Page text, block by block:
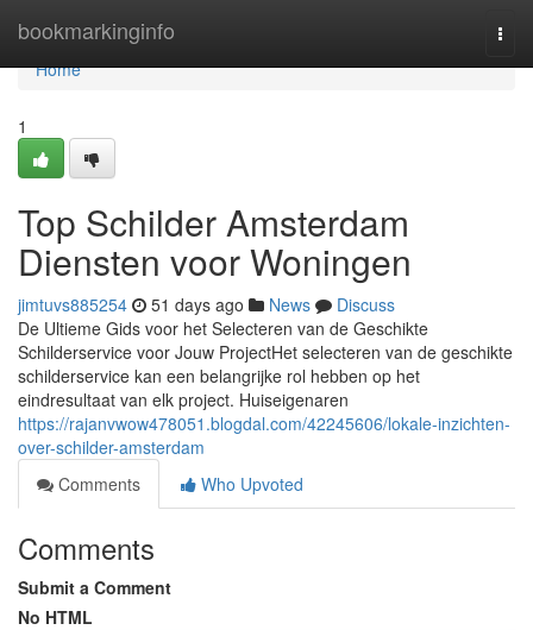
bookmarkinginfo
Home
Home
1
Top Schilder Amsterdam
Diensten voor Woningen
jimtuvs885254 51 days ago News
Discuss
De Ultieme Gids voor het Selecteren van de Geschikte
Schilderservice voor Jouw ProjectHet selecteren van de geschikte
schilderservice kan een belangrijke rol hebben op het
eindresultaat van elk project. Huiseigenaren
https://rajanvwow478051.blogdal.com/42245606/lokale-inzichten-
over-schilder-amsterdam
Comments
Who Upvoted
Comments
Submit a Comment
No HTML